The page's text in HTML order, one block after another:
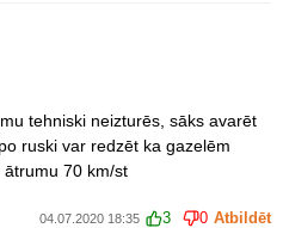
tehniski neizturēs, sāks avarēt
ruski var redzēt ka gazelēm
70 km/st
04.07.2020 18:35 3 0 Atbildēt